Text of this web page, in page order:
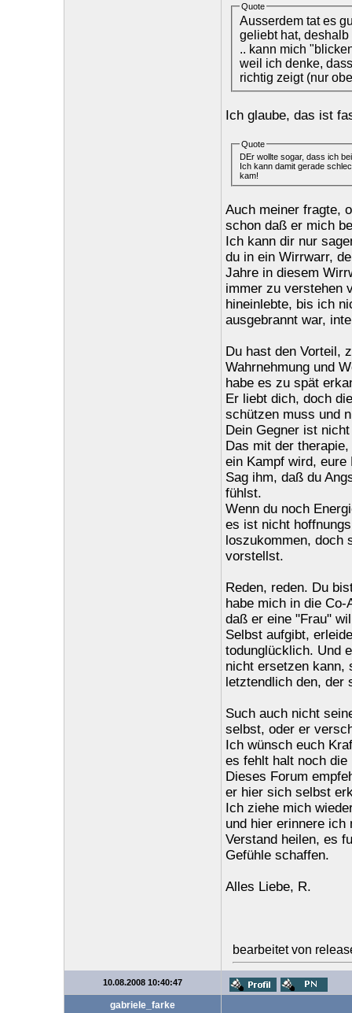
Quote
Ausserdem tat es
geliebt hat,
.. kann mich
weil ich denke,
richtig zeigt (nur
Ich glaube, das ist
Quote
DEr wollte sogar, dass ich
Ich kann damit gerade
kam!
Auch meiner fragte,
schon daß er mich
Ich kann dir nur
du in ein Wirrwarr,
Jahre in diesem
immer zu verstehen
hineinlebte, bis ich
ausgebrannt war,
Du hast den Vorteil,
Wahrnehmung und
habe es zu spät
Er liebt dich, doch
schützen muss und
Dein Gegner ist
Das mit der
ein Kampf wird, eure
Sag ihm, daß du
fühlst.
Wenn du noch
es ist nicht
loszukommen, doch
vorstellst.
Reden, reden. Du
habe mich in die
daß er eine "Frau"
Selbst aufgibt,
todunglücklich. Und
nicht ersetzen kann,
letztendlich den,
Such auch nicht
selbst, oder er
Ich wünsch euch
es fehlt halt noch
Dieses Forum
er hier sich selbst
Ich ziehe mich
und hier erinnere ich
Verstand heilen, es
Gefühle schaffen.
Alles Liebe, R.
bearbeitet von
10.08.2008 10:40:47
gabriele_farke